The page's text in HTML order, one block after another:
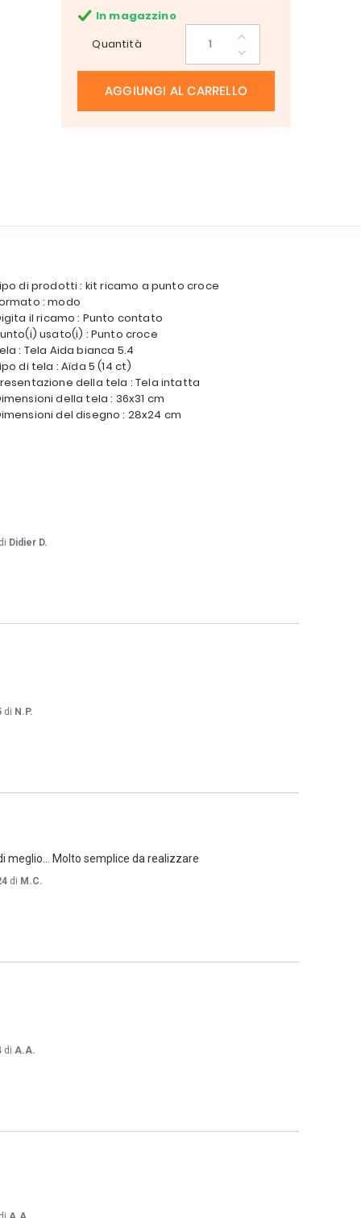
In magazzino
Quantità
AGGIUNGI AL CARRELLO
di prodotti : kit ricamo a punto croce
: modo
il ricamo : Punto contato
usato(i) : Punto croce
: Tela Aida bianca 5.4
di tela : Aïda 5 (14 ct)
della tela : Tela intatta
della tela : 36x31 cm
del disegno : 28x24 cm
Didier D.
di N.P.
meglio... Molto semplice da realizzare
di M.C.
di A.A.